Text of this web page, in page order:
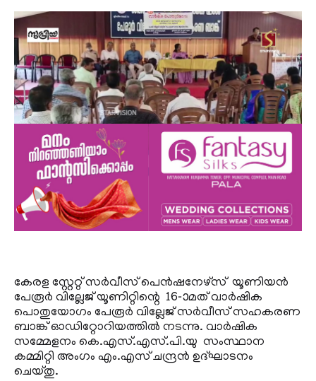
കേരള സ്റ്റേറ്റ് സര്‍വീസ് പെന്‍ഷനേഴ്‌സ് യൂണിയന്‍
പേരൂര്‍ വില്ലേജ് യൂണിറ്റിന്റെ 16-ാമത് വാര്‍ഷിക
പൊതുയോഗം പേരൂര്‍ വില്ലേജ് സര്‍വീസ് സഹകരണ
ബാങ്ക് ഓഡിറ്റോറിയത്തില്‍ നടന്നു. വാര്‍ഷിക
സമ്മേളനം കെ.എസ്.എസ്.പി.യു സംസ്ഥാന
കമ്മിറ്റി അംഗം എം.എസ് ചന്ദ്രന്‍ ഉദ്ഘാടനം
ചെയ്തു.